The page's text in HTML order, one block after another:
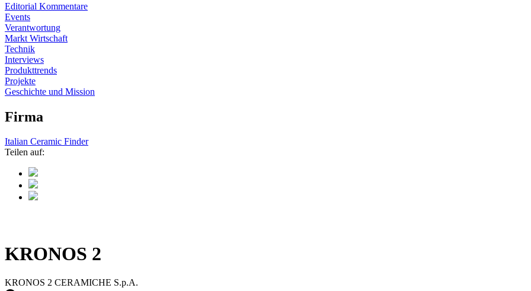
Editorial Kommentare
Events
Verantwortung
Markt Wirtschaft
Technik
Interviews
Produkttrends
Projekte
Geschichte und Mission
Firma
Italian Ceramic Finder
Teilen auf:
KRONOS 2
KRONOS 2 CERAMICHE S.p.A.